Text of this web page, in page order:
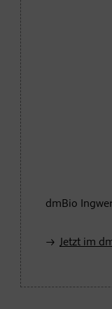
dmBio
Jetzt im